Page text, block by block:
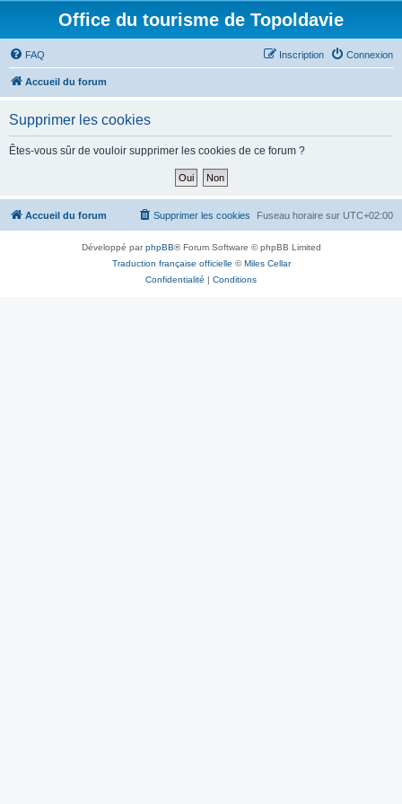
Office du tourisme de Topoldavie
FAQ Connexion
Inscription
Accueil du forum
Supprimer les cookies
Êtes-vous sûr de vouloir supprimer les cookies de ce forum ?
Accueil du forum Fuseau horaire sur UTC+02:00
Supprimer les cookies
Développé parphpBB® Forum Software © phpBB Limited
Traduction française officielle ©Miles Cellar
Confidentialité | Conditions